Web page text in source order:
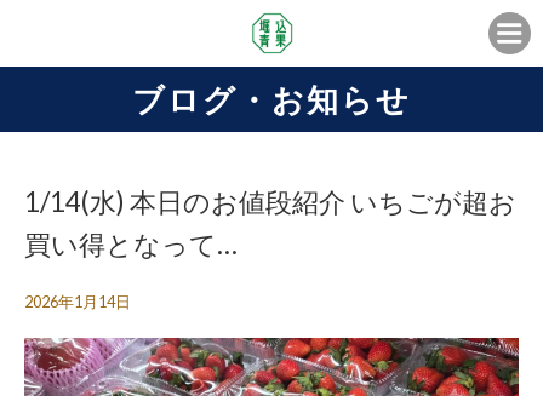
ブログ・お知らせ
1/14(水) 本日のお値段紹介 いちごが超お
買い得となって…
2026年1月14日